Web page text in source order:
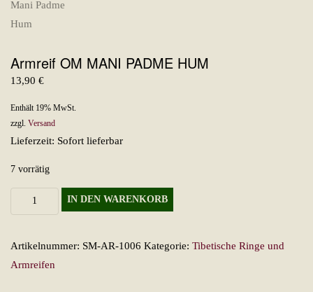
Armreif OM MANI PADME HUM
13,90€
Enthält 19% MwSt.
zzgl.Versand
Lieferzeit: Sofort lieferbar
7 vorrätig
Armreif
PADME
HUM
IN DEN WARENKORB
Artikelnummer: SM-AR-1006 Kategorie:Tibetische Ringe und
Armreifen